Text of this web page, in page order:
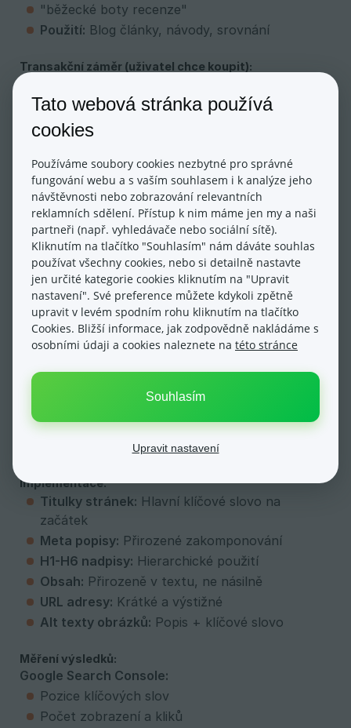
"běžecké boty recenze"
Použití: Blog články, návody, srovnání
Transakční záměr (uživatel chce koupit):
"běžecké boty akce"
"běžecké boty eshop"
Navigační záměr (uživatel hledá konkrétní
značku/web):
"Nike běžecké boty"
"Adidas Ultraboost"
Použití: Produktové stránky konkrétních
značek
Komerční záměr (uživatel porovnává možnosti):
"nejlepší běžecké boty do 3000 Kč"
"běžecké boty vs. trailové boty"
Použití:Srovnávací články, katalogové stránky
5. Implementujte a měřte
Co to znamená:Klíčová slova použijete na svém
webu a sledujete výsledky.
Implementace:
Titulky stránek: Hlavní klíčové slovo na
začátek
Meta popisy: Přirozené zakomponování
H1-H6 nadpisy: Hierarchické použití
Obsah: Přirozeně v textu, ne násilně
URL adresy: Krátké a výstižné
Alt texty obrázků: Popis + klíčové slovo
Měření výsledků:
Google Search Console:
Pozice klíčových slov
Počet zobrazení a kliků
Tato webová stránka používá
cookies
Používáme soubory cookies nezbytné pro správné
fungování webu a s vaším souhlasem i k analýze jeho
návštěvnosti nebo zobrazování relevantních
reklamních sdělení. Přístup k nim máme jen my a naši
partneři (např. vyhledávače nebo sociální sítě).
Kliknutím na tlačítko "Souhlasím" nám dáváte souhlas
používat všechny cookies, nebo si detailně nastavte
jen určité kategorie cookies kliknutím na "Upravit
nastavení". Své preference můžete kdykoli zpětně
upravit v levém spodním rohu kliknutím na tlačítko
Cookies. Bližší informace, jak zodpovědně nakládáme s
osobními údaji a cookies naleznete na této stránce
Souhlasím
Upravit nastavení